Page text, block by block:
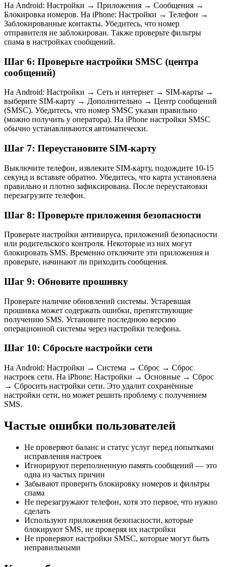
На Android: Настройки → Приложения → Сообщения →
Блокировка номеров. На iPhone: Настройки → Телефон →
Заблокированные контакты. Убедитесь, что номер
отправителя не заблокирован. Также проверьте фильтры
спама в настройках сообщений.
Шаг 6: Проверьте настройки SMSC (центра
сообщений)
На Android: Настройки → Сеть и интернет → SIM-карты →
выберите SIM-карту → Дополнительно → Центр сообщений
(SMSC). Убедитесь, что номер SMSC указан правильно
(можно получить у оператора). На iPhone настройки SMSC
обычно устанавливаются автоматически.
Шаг 7: Переустановите SIM-карту
Выключите телефон, извлеките SIM-карту, подождите 10-15
секунд и вставьте обратно. Убедитесь, что карта установлена
правильно и плотно зафиксирована. После переустановки
перезагрузите телефон.
Шаг 8: Проверьте приложения безопасности
Проверьте настройки антивируса, приложений безопасности
или родительского контроля. Некоторые из них могут
блокировать SMS. Временно отключите эти приложения и
проверьте, начинают ли приходить сообщения.
Шаг 9: Обновите прошивку
Проверьте наличие обновлений системы. Устаревшая
прошивка может содержать ошибки, препятствующие
получению SMS. Установите последнюю версию
операционной системы через настройки телефона.
Шаг 10: Сбросьте настройки сети
На Android: Настройки → Система → Сброс → Сброс
настроек сети. На iPhone: Настройки → Основные → Сброс
→ Сбросить настройки сети. Это удалит сохранённые
настройки сети, но может решить проблему с получением
SMS.
Частые ошибки пользователей
Не проверяют баланс и статус услуг перед попытками
исправления настроек
Игнорируют переполненную память сообщений — это
одна из частых причин
Забывают проверить блокировку номеров и фильтры
спама
Не перезагружают телефон, хотя это первое, что нужно
сделать
Используют приложения безопасности, которые
блокируют SMS, не проверяя их настройки
Не проверяют настройки SMSC, которые могут быть
неправильными